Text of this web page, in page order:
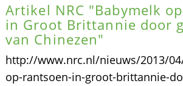
Artikel NRC "Babymelk
in Groot Brittannie door
van Chinezen"
http://www.nrc.nl/nieuws/2013/
op-rantsoen-in-groot-brittannie-